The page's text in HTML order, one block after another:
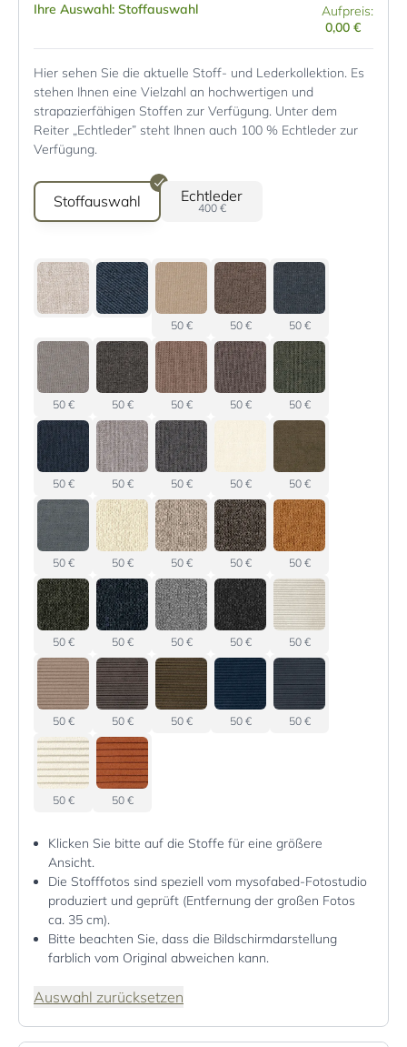
Ihre Auswahl: Stoffauswahl
Aufpreis:
0,00 €
Hier sehen Sie die aktuelle Stoff- und Lederkollektion. Es
stehen Ihnen eine Vielzahl an hochwertigen und
strapazierfähigen Stoffen zur Verfügung. Unter dem
Reiter „Echtleder” steht Ihnen auch 100 % Echtleder zur
Verfügung.
Stoffauswahl Echtleder
400 €
50 € 50 € 50 €
50 € 50 € 50 € 50 € 50 €
50 € 50 € 50 € 50 € 50 €
50 € 50 € 50 € 50 € 50 €
50 € 50 € 50 € 50 € 50 €
50 € 50 € 50 € 50 € 50 €
50 € 50 €
Klicken Sie bitte auf die Stoffe für eine größere
Ansicht.
Die Stofffotos sind speziell vom mysofabed-Fotostudio
produziert und geprüft (Entfernung der großen Fotos
ca. 35 cm).
Bitte beachten Sie, dass die Bildschirmdarstellung
farblich vom Original abweichen kann.
Auswahl zurücksetzen